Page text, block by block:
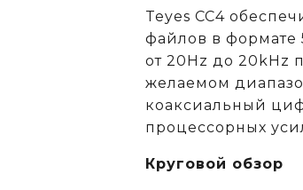
Teyes CC4
файлов в формате
от 20Hz до 20kHz
желаемом
коаксиальный
процессорных
Круговой обзор